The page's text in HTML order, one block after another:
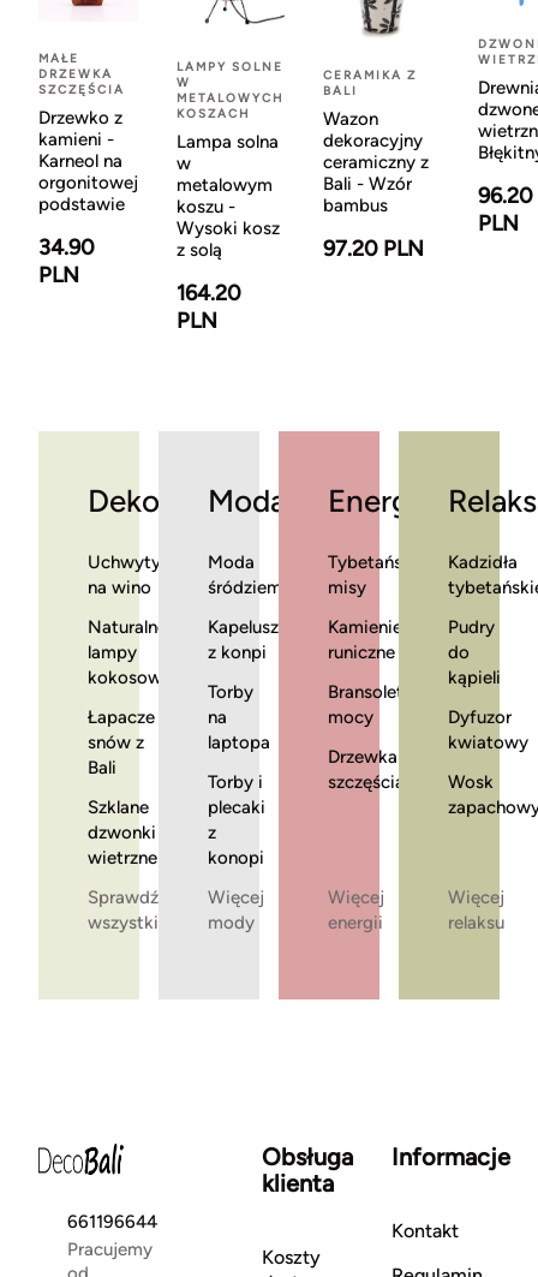
MAŁE
DRZEWKA
SZCZĘŚCIA
Drzewko z
kamieni -
Karneol na
orgonitowej
podstawie
34.90
PLN
LAMPY SOLNE
W
METALOWYCH
KOSZACH
Lampa solna
w
metalowym
koszu -
Wysoki kosz
z solą
164.20
PLN
CERAMIKA Z
BALI
Wazon
dekoracyjny
ceramiczny z
Bali - Wzór
bambus
97.20 PLN
96.20
PLN
Dekoracje
Uchwyty
na wino
Naturalne
lampy
kokosowe
Łapacze
snów z
Bali
Szklane
dzwonki
wietrzne
Sprawdź
wszystkie
Moda
Moda
śródziemnomorska
Kapelusze
z konpi
Torby
na
laptopa
Torby i
plecaki
z
konopi
Więcej
mody
Energia
Tybetańskie
misy
Kamienie
runiczne
Bransoletki
mocy
Drzewka
szczęścia
Więcej
energii
Relaks
Kadzidła
Pudry
do
kąpieli
Dyfuzor
kwiatowy
Wosk
Więcej
relaksu
661196644
Pracujemy
Obsługa
klienta
Koszty
Informacje
Kontakt